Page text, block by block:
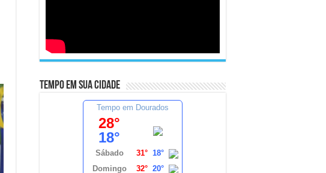
Tempo em sua cidade
Tempo em Dourados
28°
18°
Sábado 31° 18°
Domingo
32° 20°